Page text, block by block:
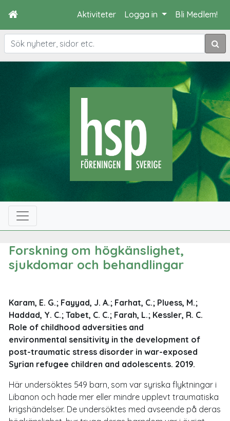
Aktiviteter Logga in Bli Medlem!
Sök
Forskning om högkänslighet,
sjukdomar och behandlingar
Karam, E. G.; Fayyad, J. A.; Farhat, C.; Pluess, M.;
Haddad, Y. C.; Tabet, C. C.; Farah, L.; Kessler, R. C.
Role of childhood adversities and
environmental sensitivity in the development of
post-traumatic stress disorder in war-exposed
Syrian refugee children and adolescents. 2019.
Här undersöktes 549 barn, som var syriska flyktningar i
Libanon och hade mer eller mindre upplevt traumatiska
krigshändelser. De undersöktes med avseende på deras